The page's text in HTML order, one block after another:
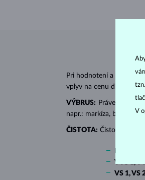
Pri hodnotení a
vplyv na cenu diamantu.
VÝBRUS: Práve
napr.: markíza, bageta,
ČISTOTA: Čistotu určuje
VVS 1,
VS 1, VS
V